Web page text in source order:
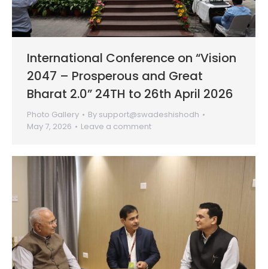
International Conference on “Vision
2047 – Prosperous and Great
Bharat 2.0” 24TH to 26th April 2026
Photo Gallery By support@swadeshishodh
May 7, 2026
Leave a comment